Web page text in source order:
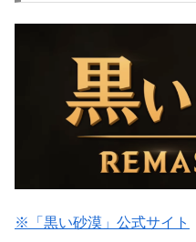
※「黒い砂漠」公式サイト